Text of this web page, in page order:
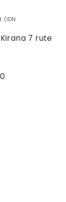
(IDN
7 rute